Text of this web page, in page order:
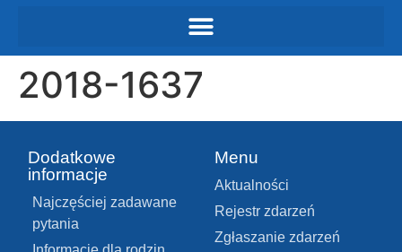
2018-1637
Dodatkowe
informacje
Najczęściej zadawane
pytania
Menu
Aktualności
Rejestr zdarzeń
Zgłaszanie zdarzeń